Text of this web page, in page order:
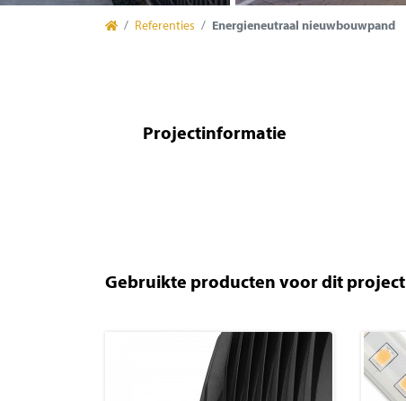
Referenties Energieneutraal nieuwbouwpand
Projectinformatie
Gebruikte producten voor dit project